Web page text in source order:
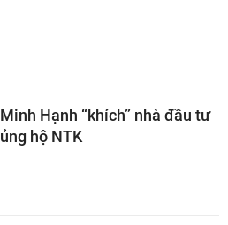
Minh Hạnh “khích” nhà đầu tư
ủng hộ NTK